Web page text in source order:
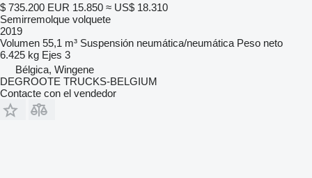
$ 735.200 EUR 15.850 ≈ US$ 18.310
Semirremolque volquete
2019
Volumen 55,1 m³ Suspensión neumática/neumática Peso neto
6.425 kg Ejes 3
Bélgica, Wingene
DEGROOTE TRUCKS-BELGIUM
Contacte con el vendedor